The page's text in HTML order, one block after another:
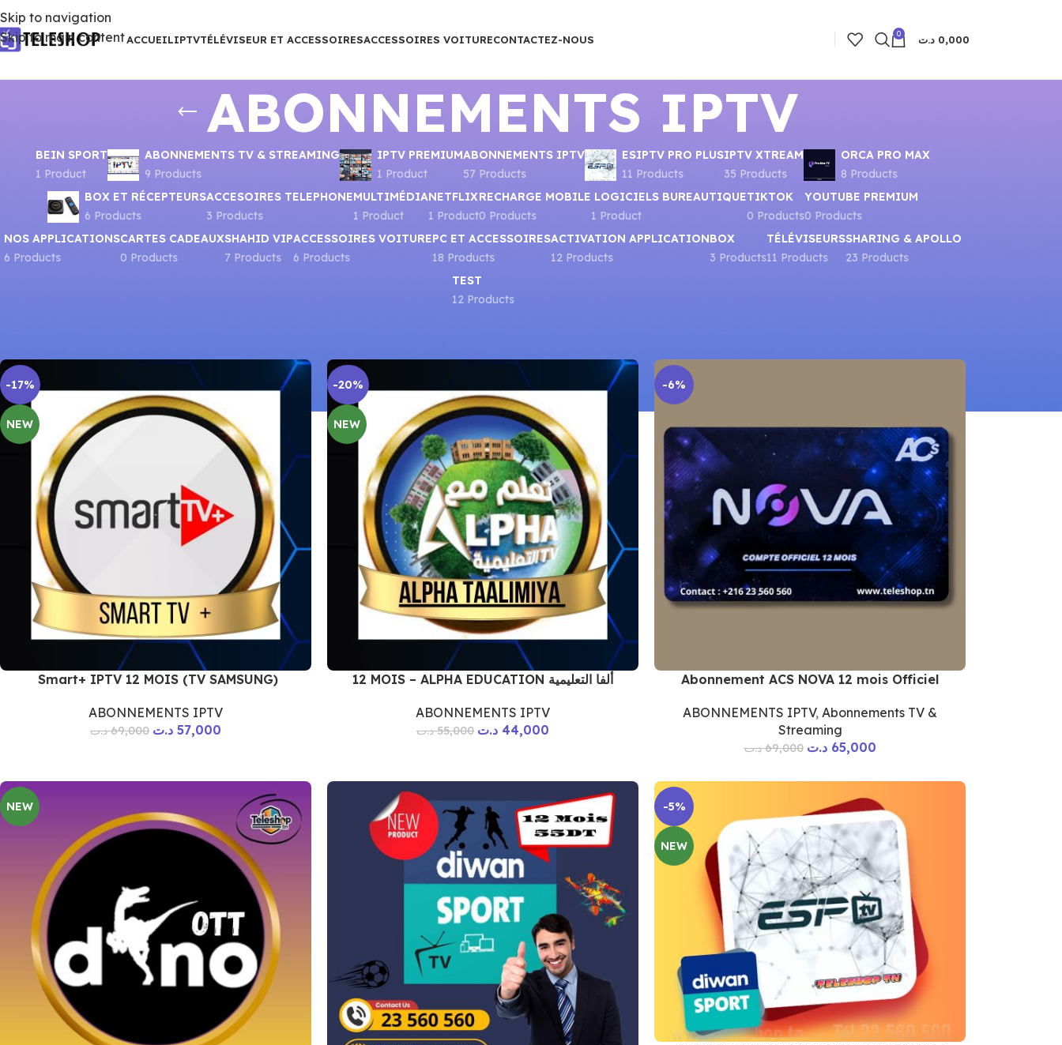
Skip to navigation
Skip to main contentACCUEILIPTVTÉLÉVISEUR ET ACCESSOIRESACCESSOIRES VOITURECONTACTEZ-NOUS 0 0,000 د.ت
ABONNEMENTS IPTV
BEIN SPORT
1 Product
ABONNEMENTS TV & STREAMING
9 Products
IPTV PREMIUM
1 Product
ABONNEMENTS IPTV
57 Products
ESIPTV PRO PLUS
11 Products
IPTV XTREAM
35 Products
ORCA PRO MAX
8 Products
BOX ET RÉCEPTEURS
6 Products
ACCESOIRES TELEPHONE
3 Products
MULTIMÉDIA
1 Product
NETFLIX
1 Product
RECHARGE MOBILE
0 Products
LOGICIELS BUREAUTIQUE
1 Product
TIKTOK
0 Products
YOUTUBE PREMIUM
0 Products
NOS APPLICATIONS
6 Products
CARTES CADEAUX
0 Products
SHAHID VIP
7 Products
ACCESSOIRES VOITURE
6 Products
PC ET ACCESSOIRES
18 Products
ACTIVATION APPLICATION
12 Products
BOX
3 Products
TÉLÉVISEURS
11 Products
SHARING & APOLLO
23 Products
TEST
12 Products
-17%
NEW
Smart+ IPTV 12 MOIS (TV SAMSUNG)
ABONNEMENTS IPTV
69,000 د.ت 57,000 د.ت
-20%
NEW
12 MOIS – ALPHA EDUCATION ألفا التعليمية
ABONNEMENTS IPTV
55,000 د.ت 44,000 د.ت
-6%
Abonnement ACS NOVA 12 mois Officiel
ABONNEMENTS IPTV, Abonnements TV &
Streaming
69,000 د.ت 65,000 د.ت
NEW -5%
NEW